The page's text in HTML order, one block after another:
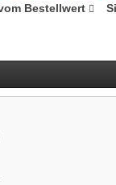
Bestellwert